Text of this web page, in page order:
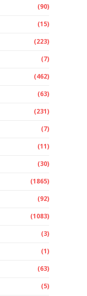
(90)
(15)
(223)
(7)
(462)
(63)
(231)
(7)
(11)
(30)
(1865)
(92)
(1083)
(3)
(1)
(63)
(5)